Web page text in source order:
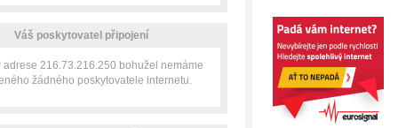
Váš poskytovatel připojení
adrese 216.73.216.250 bohužel nemáme
žádného poskytovatele internetu.